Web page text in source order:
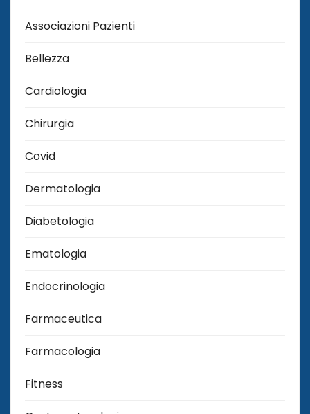
Associazioni Pazienti
Bellezza
Cardiologia
Chirurgia
Covid
Dermatologia
Diabetologia
Ematologia
Endocrinologia
Farmaceutica
Farmacologia
Fitness